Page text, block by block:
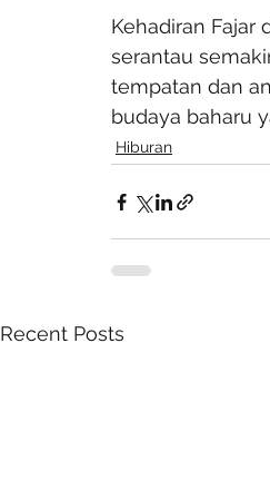
Kehadiran Fajar
serantau
tempatan dan
budaya baharu
Hiburan
Recent Posts